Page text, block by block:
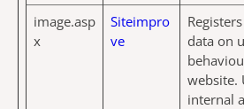
image.asp
x
Siteimpro
ve
data on
website.
internal